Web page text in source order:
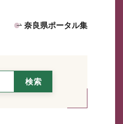
奈良県ポータル集